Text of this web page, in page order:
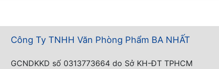
Công Ty TNHH Văn Phòng Phẩm BA NHẤT
GCNDKKD số 0313773664 do Sở KH-ĐT TPHCM